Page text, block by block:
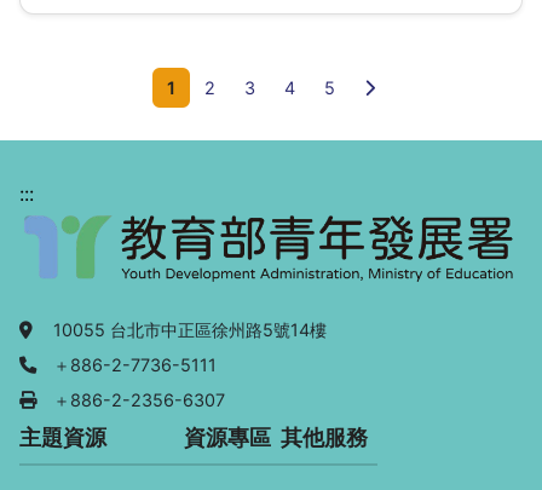
1 2 3 4 5 下一頁
:::
地址：
10055 台北市中正區徐州路5號14樓
電話：
＋886-2-7736-5111
傳真：
＋886-2-2356-6307
主題資源 資源專區 其他服務